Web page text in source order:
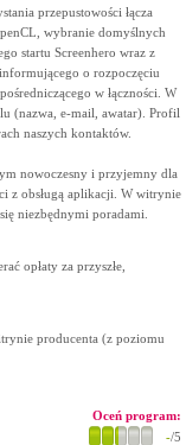
przepustowości łącza
wybranie domyślnych
startu Screenhero wraz z
o rozpoczęciu
w łączności. W
(nazwa, e-mail, awatar). Profil
naszych kontaktów.
nowoczesny i przyjemny dla
z obsługą aplikacji. W witrynie
niezbędnymi poradami.
opłaty za przyszłe,
producenta (z poziomu
Oceń program:
-/5